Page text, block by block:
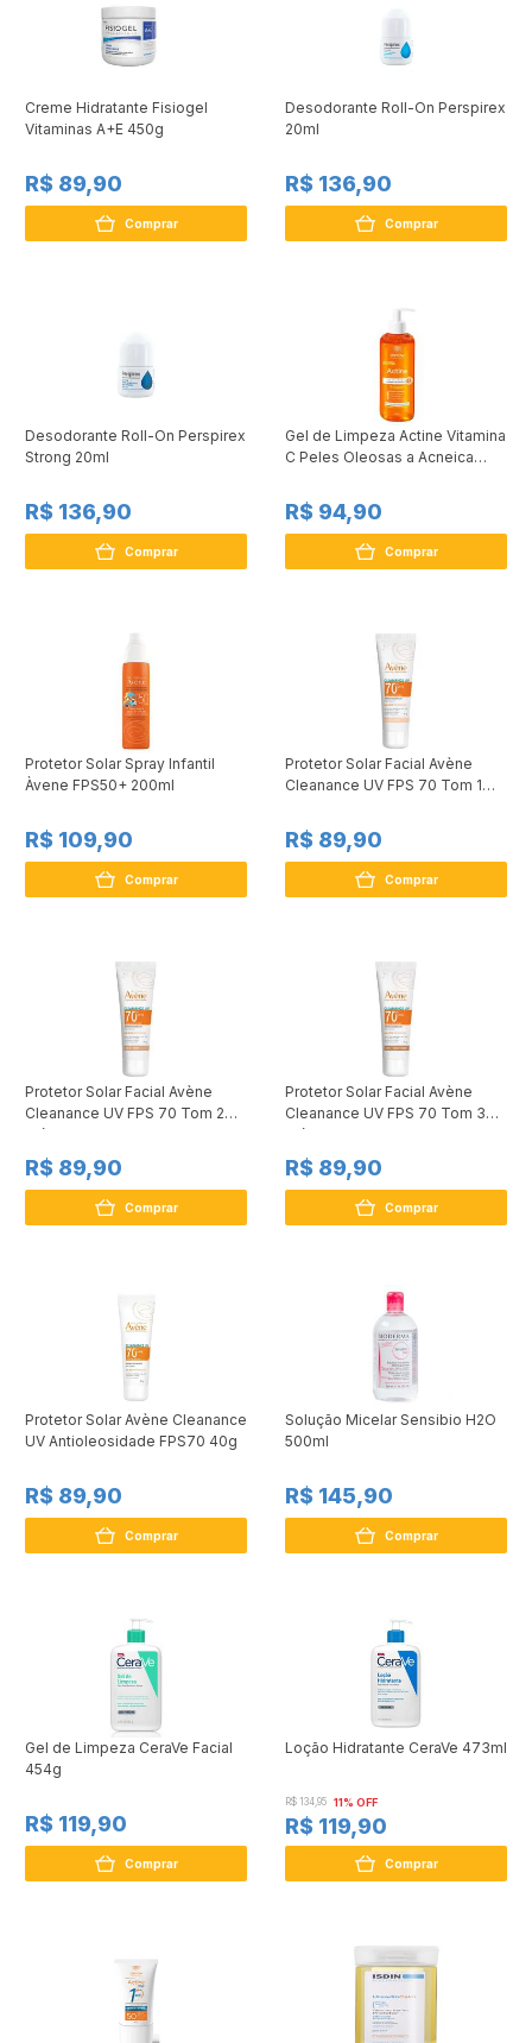
Creme Hidratante Fisiogel
Vitaminas A+E 450g
R$ 89,90
Comprar
Desodorante Roll-On Perspirex
20ml
R$ 136,90
Comprar
Desodorante Roll-On Perspirex
Strong 20ml
R$ 136,90
Comprar
Gel de Limpeza Actine Vitamina
C Peles Oleosas a Acneica
R$ 94,90
Comprar
Protetor Solar Spray Infantil
Àvene FPS50+ 200ml
R$ 109,90
Comprar
Protetor Solar Facial Avène
Cleanance UV FPS 70 Tom 1
R$ 89,90
Comprar
Protetor Solar Facial Avène
Cleanance UV FPS 70 Tom 2
Médio 40g
R$ 89,90
Comprar
Protetor Solar Facial Avène
Cleanance UV FPS 70 Tom 3
Médio Escuro 40g
R$ 89,90
Comprar
Protetor Solar Avène Cleanance
UV Antioleosidade FPS70 40g
R$ 89,90
Comprar
Solução Micelar Sensibio H2O
500ml
R$ 145,90
Comprar
Gel de Limpeza CeraVe Facial
454g
R$ 119,90
Comprar
Loção Hidratante CeraVe 473ml
R$ 134,95 11% OFF
R$ 119,90
Comprar